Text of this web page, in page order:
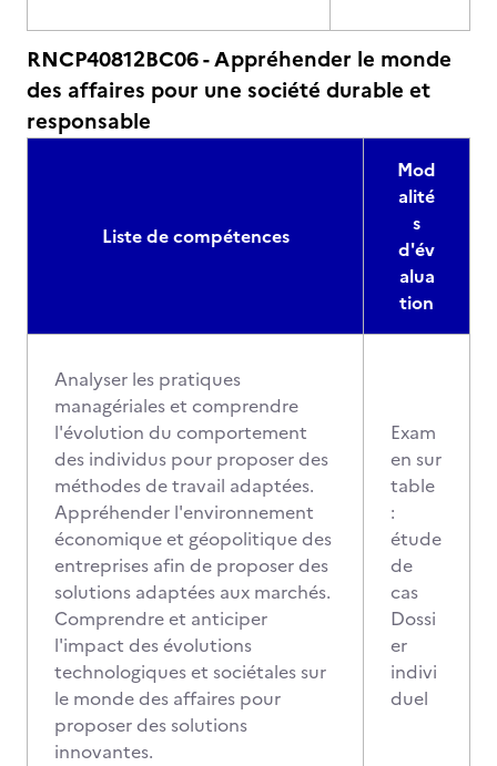
RNCP40812BC06 - Appréhender le monde
des affaires pour une société durable et
responsable
Liste de compétences
Mod
alité
s
d'év
alua
tion
Analyser les pratiques
managériales et comprendre
l'évolution du comportement
des individus pour proposer des
méthodes de travail adaptées.
Appréhender l'environnement
économique et géopolitique des
entreprises afin de proposer des
solutions adaptées aux marchés.
Comprendre et anticiper
l'impact des évolutions
technologiques et sociétales sur
le monde des affaires pour
proposer des solutions
innovantes.
Exam
en sur
table
:
étude
de
cas
Dossi
er
indivi
duel